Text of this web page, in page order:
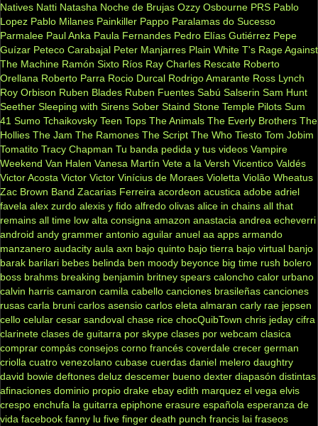
Natives Natti Natasha Noche de Brujas Ozzy Osbourne PRS Pablo
Lopez Pablo Milanes Painkiller Pappo Paralamas do Sucesso
Parmalee Paul Anka Paula Fernandes Pedro Elías Gutiérrez Pepe
Guízar Peteco Carabajal Peter Manjarres Plain White T's Rage Against
The Machine Ramón Sixto Ríos Ray Charles Rescate Roberto
Orellana Roberto Parra Rocio Durcal Rodrigo Amarante Ross Lynch
Roy Orbison Ruben Blades Ruben Fuentes Sabú Salserin Sam Hunt
Seether Sleeping with Sirens Sober Staind Stone Temple Pilots Sum
41 Sumo Tchaikovsky Teen Tops The Animals The Everly Brothers The
Hollies The Jam The Ramones The Script The Who Tiesto Tom Jobim
Tomatito Tracy Chapman Tu banda pedida y tus videos Vampire
Weekend Van Halen Vanesa Martín Vete a la Versh Vicentico Valdés
Victor Acosta Victor Victor Vinícius de Moraes Violetta Violão Wheatus
Zac Brown Band Zacarias Ferreira acordeon acustica adobe adriel
favela alex zurdo alexis y fido alfredo olivas alice in chains all that
remains all time low alta consigna amazon anastacia andrea echeverri
android andy grammer antonio aguilar anuel aa apps armando
manzanero audacity aula axn bajo quinto bajo tierra bajo virtual banjo
barak barilari bebes belinda ben moody beyonce big time rush bolero
boss brahms breaking benjamin britney spears caloncho calor urbano
calvin harris camaron camila cabello canciones brasileñas canciones
rusas carla bruni carlos asensio carlos eleta almaran carly rae jepsen
cello celular cesar sandoval chase rice chocQuibTown chris jeday cifra
clarinete clases de guitarra por skype clases por webcam clasica
comprar compás consejos corno francés coverdale crecer german
criolla cuatro venezolano cubase cuerdas daniel melero daughtry
david bowie deftones deluz descemer bueno dexter diapasón distintas
afinaciones dominio propio drake ebay edith marquez el vega elvis
crespo enchufa la guitarra epiphone erasure española esperanza de
vida facebook fanny lu five finger death punch francis lai fraseos